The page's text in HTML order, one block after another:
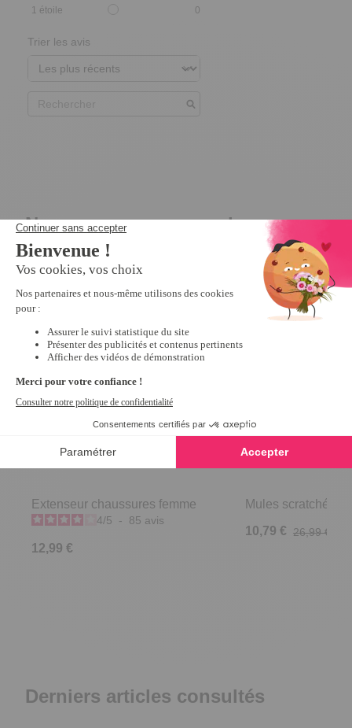
1 étoile 0
Trier les avis
Nous vous recommandons
Extenseur chaussures femme
4/5 - 85 avis
12,99 €
Promo
Mules scratchées
10,79 € 26,99 €
Derniers articles consultés